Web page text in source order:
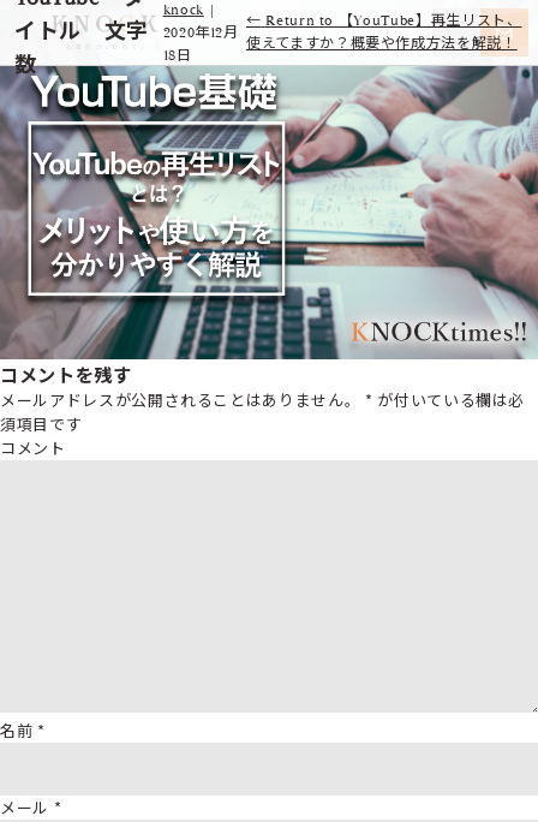
イトル 文字
数
knock |
2020年12月
18日
← Return to 【YouTube】再生リスト、
使えてますか？概要や作成方法を解説！
コメントを残す
メールアドレスが公開されることはありません。 * が付いている欄は必
須項目です
コメント
名前 *
メール *